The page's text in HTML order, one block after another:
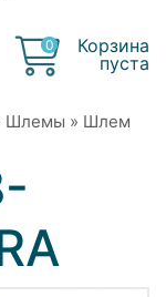
0
Корзина
пуста
Шлемы » Шлем